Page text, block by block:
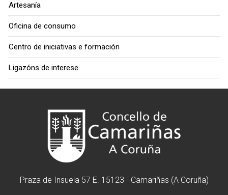
Artesanía
Oficina de consumo
Centro de iniciativas e formación
Ligazóns de interese
Praza de Insuela 57 E. 15123 - Camariñas (A Coruña)